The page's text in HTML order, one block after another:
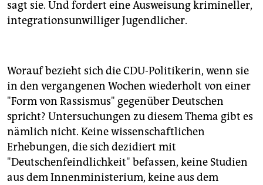
sagt sie. Und fordert eine Ausweisung krimineller,
integrationsunwilliger Jugendlicher.
Worauf bezieht sich die CDU-Politikerin, wenn sie
in den vergangenen Wochen wiederholt von einer
"Form von Rassismus" gegenüber Deutschen
spricht? Untersuchungen zu diesem Thema gibt es
nämlich nicht. Keine wissenschaftlichen
Erhebungen, die sich dezidiert mit
"Deutschenfeindlichkeit" befassen, keine Studien
aus dem Innenministerium, keine aus dem